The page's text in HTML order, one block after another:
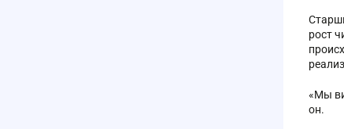
рост
«Мы
он.